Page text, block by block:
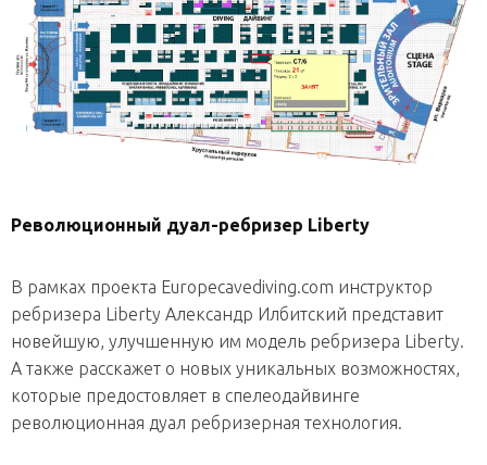
Революционный дуал-ребризер Liberty
В рамках проекта Europecavediving.com инструктор
ребризерa Liberty Александр Илбитский представит
новейшую, улучшенную им модель ребризера Liberty.
А также расскажет о новых уникальных возможностях,
которые предостовляет в спелеодайвинге
революционная дуал ребризерная технология.